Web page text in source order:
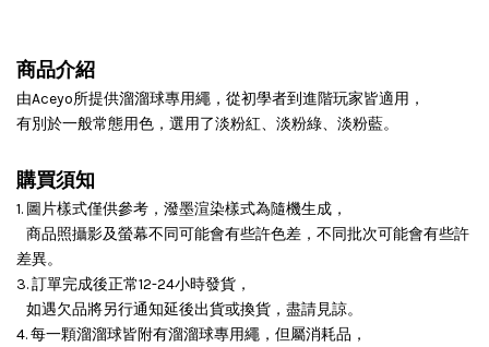
商品介紹
由Aceyo所提供溜溜球專用繩，從初學者到進階玩家皆適用，
有別於一般常態用色，選用了淡粉紅、淡粉綠、淡粉藍。
購買須知
1. 圖片樣式僅供參考，潑墨渲染樣式為隨機生成，
商品照攝影及螢幕不同可能會有些許色差，不同批次可能會有些許
差異。
3. 訂單完成後正常12-24小時發貨，
如遇欠品將另行通知延後出貨或換貨，盡請見諒。
4. 每一顆溜溜球皆附有溜溜球專用繩，但屬消耗品，